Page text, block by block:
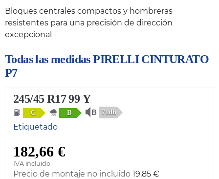
Bloques centrales compactos y hombreras
resistentes para una precisión de dirección
excepcional
Todas las medidas PIRELLI CINTURATO
P7
245/45 R17 99 Y
C B 71db
Etiquetado
182,66 €
IVA incluido
Precio de montaje no incluido 19,85 €